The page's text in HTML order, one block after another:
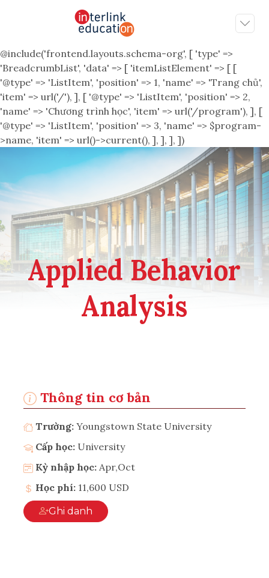
@include('frontend.layouts.schema-org', [ 'type' =>
'BreadcrumbList', 'data' => [ 'itemListElement' => [ [
'@type' => 'ListItem', 'position' => 1, 'name' => 'Trang chủ',
'item' => url('/'), ], [ '@type' => 'ListItem', 'position' => 2,
'name' => 'Chương trình học', 'item' => url('/program'), ], [
'@type' => 'ListItem', 'position' => 3, 'name' => $program-
>name, 'item' => url()->current(), ], ], ], ])
Applied Behavior
Analysis
Thông tin cơ bản
Trường: Youngstown State University
Cấp học: University
Kỳ nhập học: Apr,Oct
Học phí: 11,600 USD
Ghi danh